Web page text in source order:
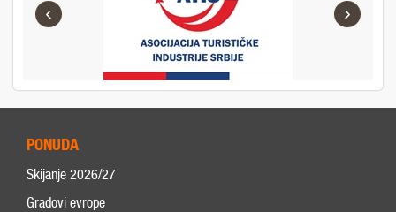
‹ ›
PONUDA
Skijanje 2026/27
Gradovi evrope